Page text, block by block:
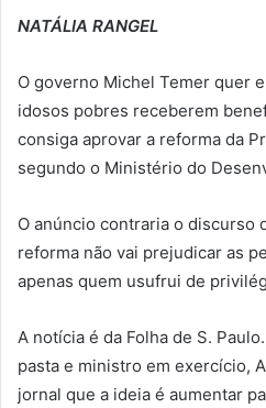
NATÁLIA RANGEL
O governo Michel Temer quer
idosos pobres receberem
consiga aprovar a reforma da
segundo o Ministério do
O anúncio contraria o discurso
reforma não vai prejudicar as
apenas quem usufrui de
A notícia é da Folha de S.
pasta e ministro em exercício,
jornal que a ideia é aumentar